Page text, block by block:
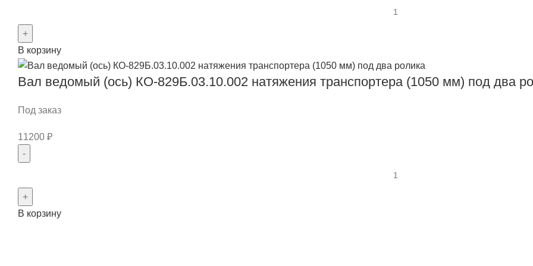
Звездочка
ведомая
КДМ
130Б.31.40.200
В корзину
Вал ведомый (ось) КО-829Б.03.10.002 натяжения транспортера (1050 мм) под два
Под заказ
11200 ₽
Вал
ведомый
В корзину